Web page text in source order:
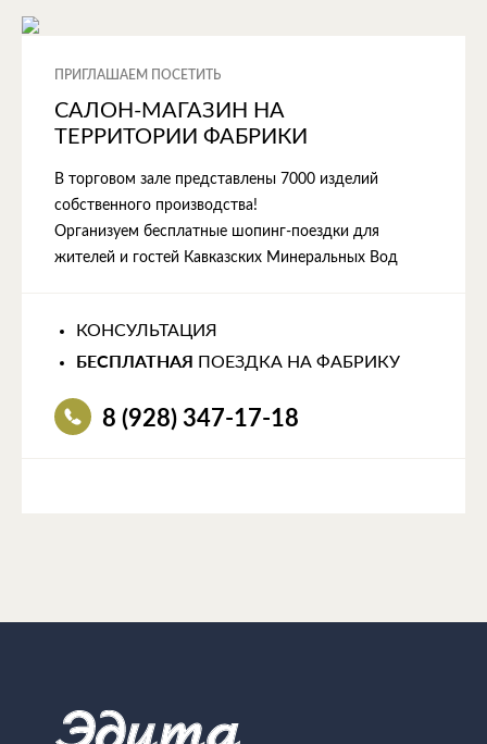
ПРИГЛАШАЕМ ПОСЕТИТЬ
САЛОН-МАГАЗИН НА
ТЕРРИТОРИИ ФАБРИКИ
В торговом зале представлены 7000 изделий
собственного производства!
Организуем бесплатные шопинг-поездки для
жителей и гостей Кавказских Минеральных Вод
КОНСУЛЬТАЦИЯ
БЕСПЛАТНАЯ ПОЕЗДКА НА ФАБРИКУ
8 (928) 347-17-18